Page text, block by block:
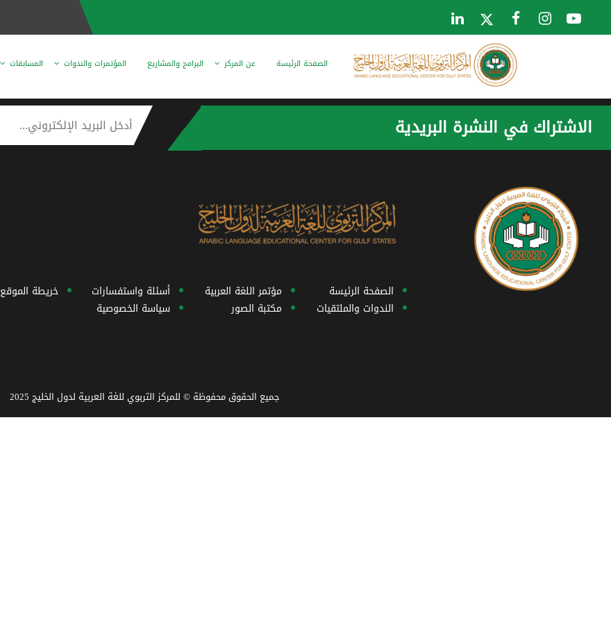
الصفحة الرئيسة عن المركز البرامج والمشاريع المؤتمرات والندوات المسابقات
الاشتراك في النشرة البريدية
الصفحة الرئيسة
الندوات والملتقيات
مؤتمر اللغة العربية
مكتبة الصور
أسئلة واستفسارات
سياسة الخصوصية
خريطة الموقع
جميع الحقوق محفوظة © للمركز التربوي للغة العربية لدول الخليج 2025